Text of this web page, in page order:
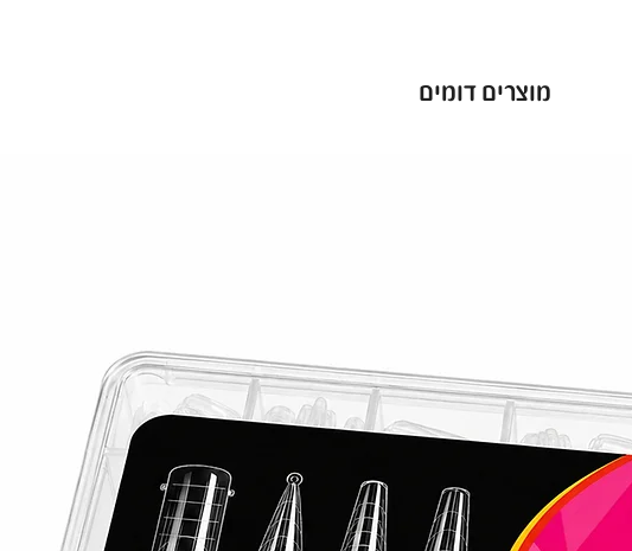
מוצרים דומים